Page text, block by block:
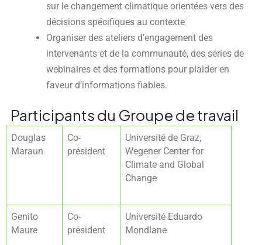
sur le changement climatique orientées vers des
décisions spécifiques au contexte
Organiser des ateliers d’engagement des
intervenants et de la communauté, des séries de
webinaires et des formations pour plaider en
faveur d’informations fiables.
Participants du Groupe de travail
Douglas
Maraun
Co-
président
Université de Graz,
Wegener Center for
Climate and Global
Change
Genito
Maure
Co-
président
Université Eduardo
Mondlane